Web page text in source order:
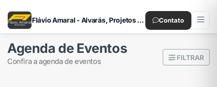
Flávio Amaral - Alvarás, Projetos e Habite-se Contato
Agenda de Eventos
confira a agenda de eventos FILTRAR